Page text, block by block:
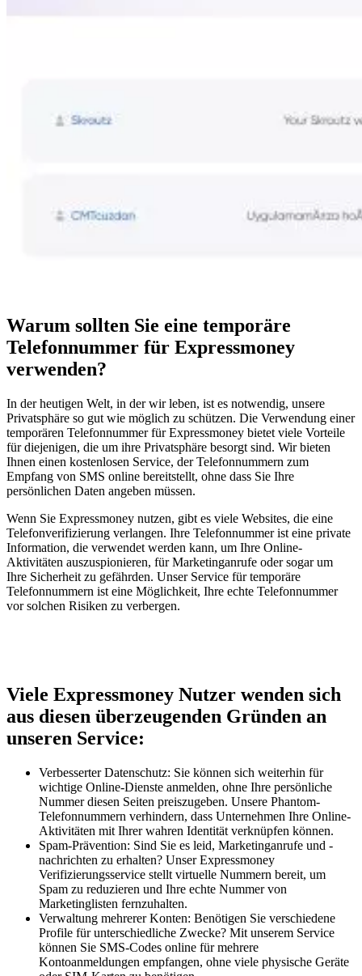
Warum sollten Sie eine temporäre
Telefonnummer für Expressmoney
verwenden?
In der heutigen Welt, in der wir leben, ist es notwendig, unsere
Privatsphäre so gut wie möglich zu schützen. Die Verwendung einer
temporären Telefonnummer für Expressmoney bietet viele Vorteile
für diejenigen, die um ihre Privatsphäre besorgt sind. Wir bieten
Ihnen einen kostenlosen Service, der Telefonnummern zum
Empfang von SMS online bereitstellt, ohne dass Sie Ihre
persönlichen Daten angeben müssen.
Wenn Sie Expressmoney nutzen, gibt es viele Websites, die eine
Telefonverifizierung verlangen. Ihre Telefonnummer ist eine private
Information, die verwendet werden kann, um Ihre Online-
Aktivitäten auszuspionieren, für Marketinganrufe oder sogar um
Ihre Sicherheit zu gefährden. Unser Service für temporäre
Telefonnummern ist eine Möglichkeit, Ihre echte Telefonnummer
vor solchen Risiken zu verbergen.
Viele Expressmoney Nutzer wenden sich
aus diesen überzeugenden Gründen an
unseren Service:
Verbesserter Datenschutz: Sie können sich weiterhin für
wichtige Online-Dienste anmelden, ohne Ihre persönliche
Nummer diesen Seiten preiszugeben. Unsere Phantom-
Telefonnummern verhindern, dass Unternehmen Ihre Online-
Aktivitäten mit Ihrer wahren Identität verknüpfen können.
Spam-Prävention: Sind Sie es leid, Marketinganrufe und -
nachrichten zu erhalten? Unser Expressmoney
Verifizierungsservice stellt virtuelle Nummern bereit, um
Spam zu reduzieren und Ihre echte Nummer von
Marketinglisten fernzuhalten.
Verwaltung mehrerer Konten: Benötigen Sie verschiedene
Profile für unterschiedliche Zwecke? Mit unserem Service
können Sie SMS-Codes online für mehrere
Kontoanmeldungen empfangen, ohne viele physische Geräte